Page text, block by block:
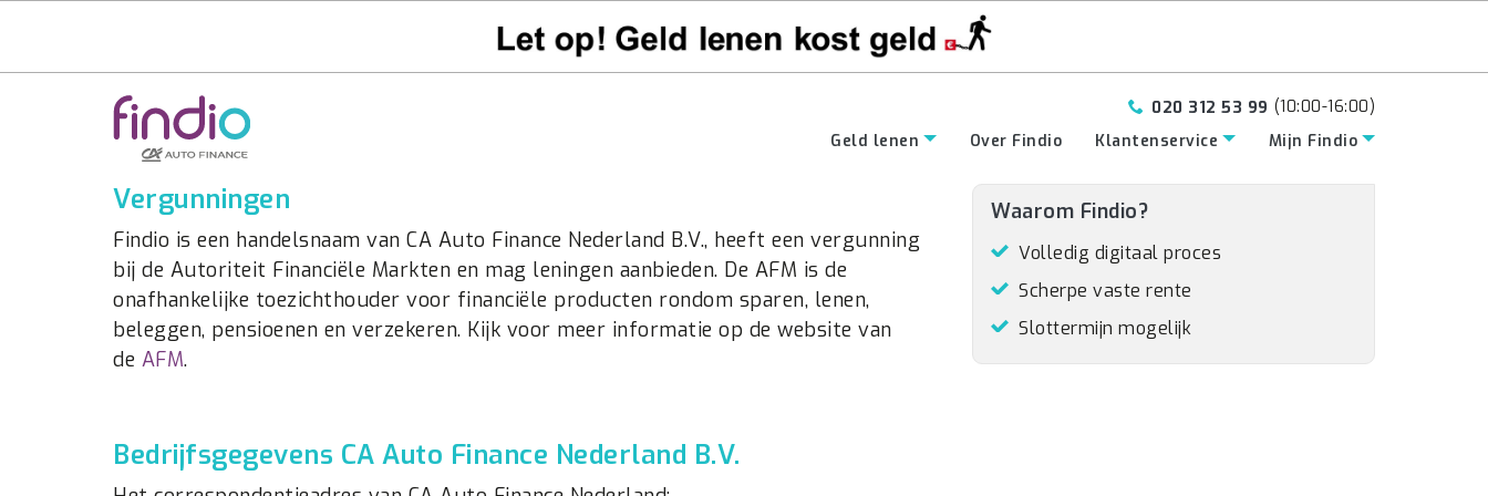
020 312 53 99 (10:00-16:00)
Geld lenen
Over Findio Klantenservice Mijn Findio
Vergunningen
Findio is een handelsnaam van CA Auto Finance Nederland B.V., heeft een vergunning
bij de Autoriteit Financiële Markten en mag leningen aanbieden. De AFM is de
onafhankelijke toezichthouder voor financiële producten rondom sparen, lenen,
beleggen, pensioenen en verzekeren. Kijk voor meer informatie op de website van
de AFM.
Bedrijfsgegevens CA Auto Finance Nederland B.V.
Waarom Findio?
Volledig digitaal proces
Scherpe vaste rente
Slottermijn mogelijk